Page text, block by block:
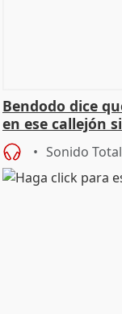
Bendodo dice
en ese callejón
Sonido